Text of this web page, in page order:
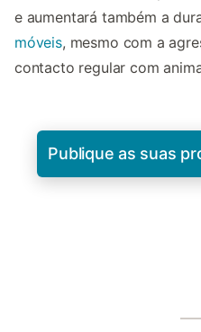
e aumentará também a
móveis, mesmo com a
contacto regular com
Publique as suas